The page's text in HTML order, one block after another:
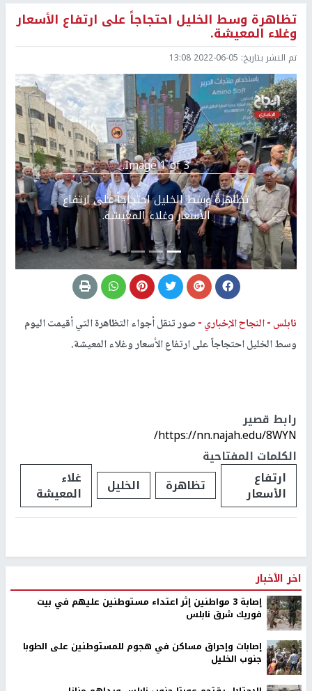
تظاهرة وسط الخليل احتجاجاً على ارتفاع الأسعار
وغلاء المعيشة.
تم النشر بتاريخ: 2022-06-05 13:08
Image 1 of 3.
تظاهرة وسط الخليل احتجاجاً على ارتفاع
الأسعار وغلاء المعيشة.
Previous التالي
نابلس -النجاح الإخباري -صور تنقل أجواء التظاهرة التي أقيمت اليوم
وسط الخليل احتجاجاً على ارتفاع الأسعار وغلاء المعيشة.
رابط قصير
https://nn.najah.edu/8WYN/
الكلمات المفتاحية
ارتفاع
الأسعار تظاهرة الخليل غلاء
المعيشة
اخر الأخبار
إصابة 3 مواطنين إثر اعتداء مستوطنين عليهم في بيت
فوريك شرق نابلس
إصابات وإحراق مساكن في هجوم للمستوطنين على الطوبا
جنوب الخليل